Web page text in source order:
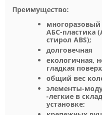
Преимущество:
многоразовый
АБС-пластика
стирол ABS);
долговечная
екологичная,
гладкая
общий вес
элементы-
-легкие в
установке;